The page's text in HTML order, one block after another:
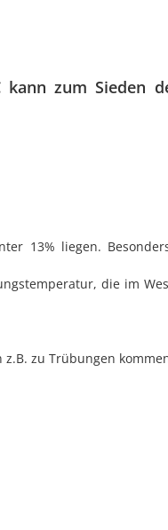
zum Sieden
13% liegen.
die im
zu Trübungen